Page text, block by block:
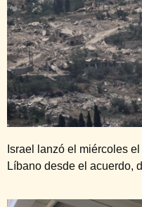
Israel lanzó el miércoles
Líbano desde el acuerdo,